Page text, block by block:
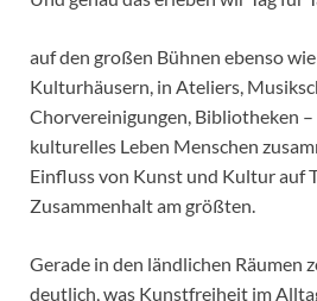
auf den großen Bühnen ebenso
Kulturhäusern, in Ateliers,
Chorvereinigungen, Bibliotheken
kulturelles Leben Menschen
Einfluss von Kunst und Kultur auf
Zusammenhalt am größten.
Gerade in den ländlichen Räumen
deutlich, was Kunstfreiheit im